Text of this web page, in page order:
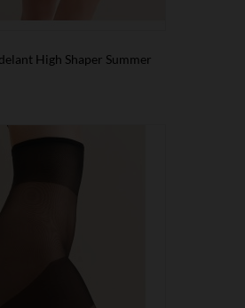
High Shaper Summer